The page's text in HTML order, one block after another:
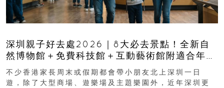
深圳親子好去處2026｜8大必去景點！全新自
然博物館＋免費科技館＋互動藝術館附適合年
齡、交通、門票、開放時間
不少香港家長周末或假期都會帶小朋友北上深圳一日
遊，除了大型商場、遊樂場及主題樂園外，近年深圳更